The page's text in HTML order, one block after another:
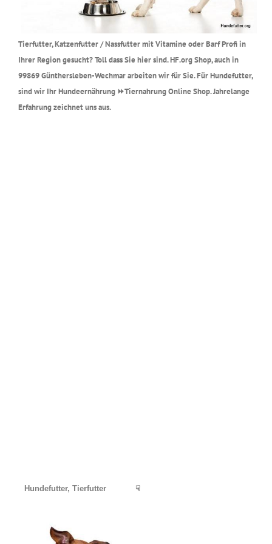
Tierfutter, Katzenfutter / Nassfutter mit Vitamine oder Barf Profi in
Ihrer Region gesucht? Toll dass Sie hier sind. HF.org Shop, auch in
99869 Günthersleben-Wechmar arbeiten wir für Sie. Für Hundefutter,
sind wir Ihr Hundeernährung ⏩Tiernahrung Online Shop. Jahrelange
Erfahrung zeichnet uns aus.
Hundefutter, Tierfutter ☟